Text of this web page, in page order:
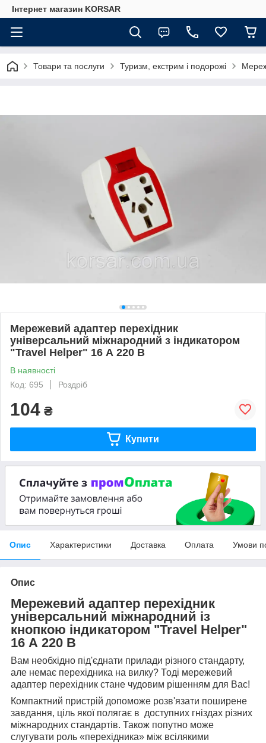
Iнтернет магазин KORSAR
Товари та послуги Туризм, екстрим і подорожі
Мережевий адаптер перехідник
універсальний міжнародний з індикатором
"Travel Helper" 16 А 220 В
В наявності
Код: 695
Роздріб
104 ₴
Купити
Опис Характеристики Доставка Оплата Умови
Опис
Мережевий адаптер перехідник
універсальний міжнародний із
кнопкою індикатором "Travel Helper"
16 А 220 В
Вам необхідно під'єднати прилади різного стандарту,
але немає перехідника на вилку? Тоді мережевий
адаптер перехідник стане чудовим рішенням для Вас!
Компактний пристрій допоможе розв'язати поширене
завдання, ціль якої полягає в доступних гніздах різних
міжнародних стандартів. Також попутно може
слугувати роль «перехідника» між всілякими